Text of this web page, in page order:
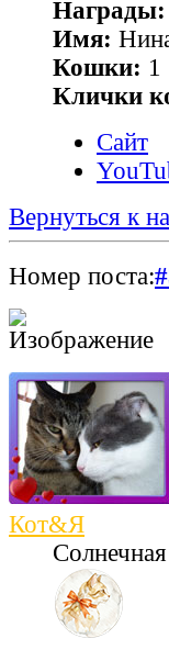
Награды:
Имя:
Кошки: 1
Клички
Сайт
Вернуться к
Номер поста:
Кот&Я